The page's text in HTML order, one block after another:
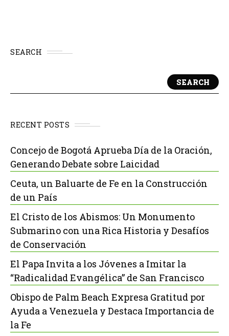
SEARCH
SEARCH
RECENT POSTS
Concejo de Bogotá Aprueba Día de la Oración,
Generando Debate sobre Laicidad
Ceuta, un Baluarte de Fe en la Construcción
de un País
El Cristo de los Abismos: Un Monumento
Submarino con una Rica Historia y Desafíos
de Conservación
El Papa Invita a los Jóvenes a Imitar la
“Radicalidad Evangélica” de San Francisco
Obispo de Palm Beach Expresa Gratitud por
Ayuda a Venezuela y Destaca Importancia de
la Fe